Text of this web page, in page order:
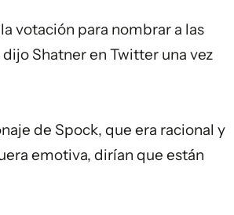
votación para nombrar a las
Shatner en Twitter una vez
de Spock, que era racional y
emotiva, dirían que están